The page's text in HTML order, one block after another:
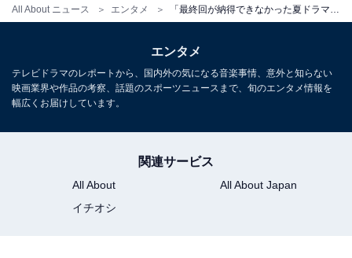
All About ニュース エンタメ
エンタメ
テレビドラマのレポートから、国内外の気になる音楽事情、意外と知らない
映画業界や作品の考察、話題のスポーツニュースまで、旬のエンタメ情報を
幅広くお届けしています。
関連サービス
All About
All About Japan
イチオシ